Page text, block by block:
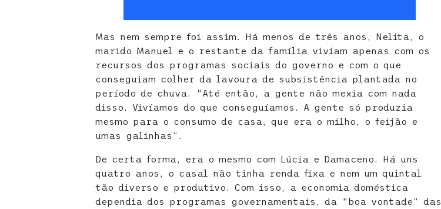
Mas nem sempre foi assim. Há menos de três anos, Nelita, o
marido Manuel e o restante da família viviam apenas com os
recursos dos programas sociais do governo e com o que
conseguiam colher da lavoura de subsistência plantada no
período de chuva. “Até então, a gente não mexia com nada
disso. Vivíamos do que conseguíamos. A gente só produzia
mesmo para o consumo de casa, que era o milho, o feijão e
umas galinhas”.
De certa forma, era o mesmo com Lúcia e Damaceno. Há uns
quatro anos, o casal não tinha renda fixa e nem um quintal
tão diverso e produtivo. Com isso, a economia doméstica
dependia dos programas governamentais, da “boa vontade” das